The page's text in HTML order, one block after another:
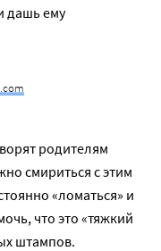
дашь ему
родителям
смириться с этим
«ломаться» и
что это «тяжкий
штампов.